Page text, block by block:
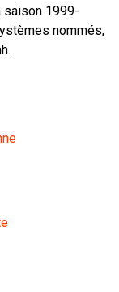
saison 1999-
nommés,